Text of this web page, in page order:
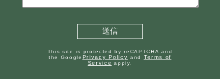
This site is protected by reCAPTCHA and
the Google Privacy Policy and Terms of
Service apply.